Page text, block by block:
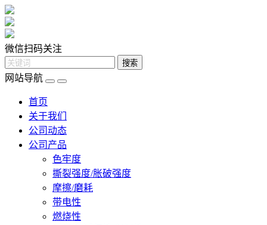
微信扫码关注
网站导航
首页
关于我们
公司动态
公司产品
色牢度
撕裂强度/胀破强度
摩擦/磨耗
带电性
燃烧性